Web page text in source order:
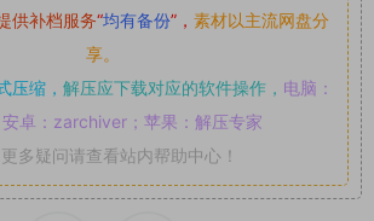
供补档服务“均有备份”， 素材以主流网盘分
享。
压缩， 解压应下载对应的软件操作， 电脑：
卓：zarchiver；苹果：解压专家
多疑问请查看站内帮助中心！